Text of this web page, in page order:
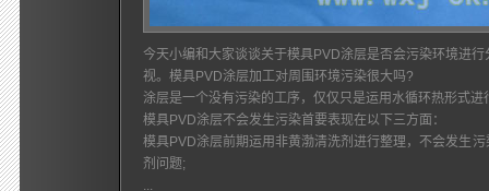
今天小编和大家谈谈关于模具PVD涂层是否会污染环境进
视。模具PVD涂层加工对周围环境污染很大吗?
涂层是一个没有污染的工序，仅仅只是运用水循环热形式
模具PVD涂层不会发生污染首要表现在以下三方面：
模具PVD涂层前期运用非黄渤清洗剂进行整理，不会发生
剂问题;